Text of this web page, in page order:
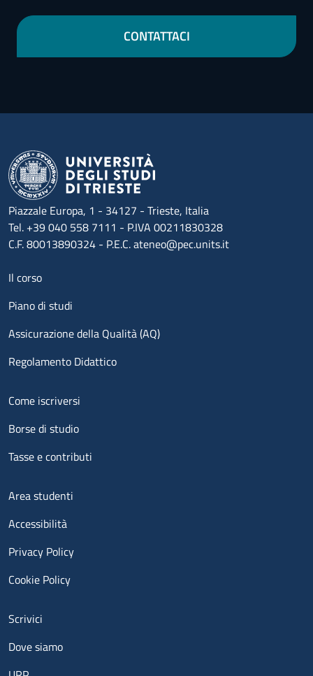
CONTATTACI
Piazzale Europa, 1 - 34127 - Trieste, Italia
Tel. +39 040 558 7111 - P.IVA 00211830328
C.F. 80013890324 - P.E.C. ateneo@pec.units.it
Menu footer 1
Il corso
Piano di studi
Assicurazione della Qualità (AQ)
Regolamento Didattico
Menu footer 2
Come iscriversi
Borse di studio
Tasse e contributi
Menu footer 3
Area studenti
Accessibilità
Privacy Policy
Cookie Policy
Menu contatti
Scrivici
Dove siamo